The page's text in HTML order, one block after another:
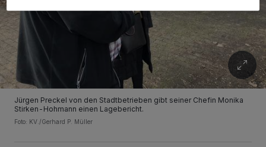
Jürgen Preckel von den Stadtbetrieben gibt seiner Chefin Monika
Stirken-Hohmann einen Lagebericht.
Foto: KV./Gerhard P. Müller